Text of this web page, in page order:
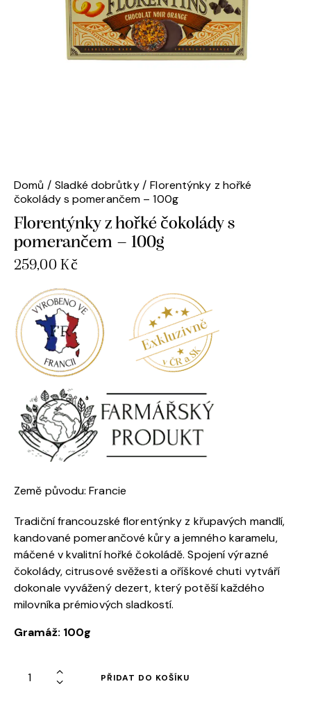
Domů Sladké dobrůtky
Florentýnky z hořké
čokolády s pomerančem – 100g
Florentýnky z hořké čokolády s
pomerančem – 100g
259,00 Kč
Země původu: Francie
Tradiční francouzské florentýnky z křupavých mandlí,
kandované pomerančové kůry a jemného karamelu,
máčené v kvalitní hořké čokoládě. Spojení výrazné
čokolády, citrusové svěžesti a oříškové chuti vytváří
dokonale vyvážený dezert, který potěší každého
milovníka prémiových sladkostí.
Gramáž: 100g
PŘIDAT DO KOŠÍKU